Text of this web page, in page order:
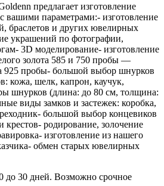
предлагает изготовление
параметрами:- изготовление
браслетов и других ювелирных
украшений по фотографии,
3D моделирование- изготовление
золота 585 и 750 пробы —
925 пробы- большой выбор шнурков
кожа, шелк, капрон, каучук,
шнурков (длина: до 80 см, толщина:
виды замков и застежек: коробка,
большой выбор концевиков
крестов- родирование, золочение
изготовление из нашего
обмен старых ювелирных
до 30 дней. Возможно срочное